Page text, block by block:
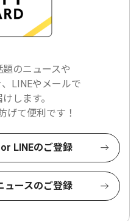
のニュースや
LINEやメールで
します。
げて便利です！
LINEのご登録
ュースのご登録